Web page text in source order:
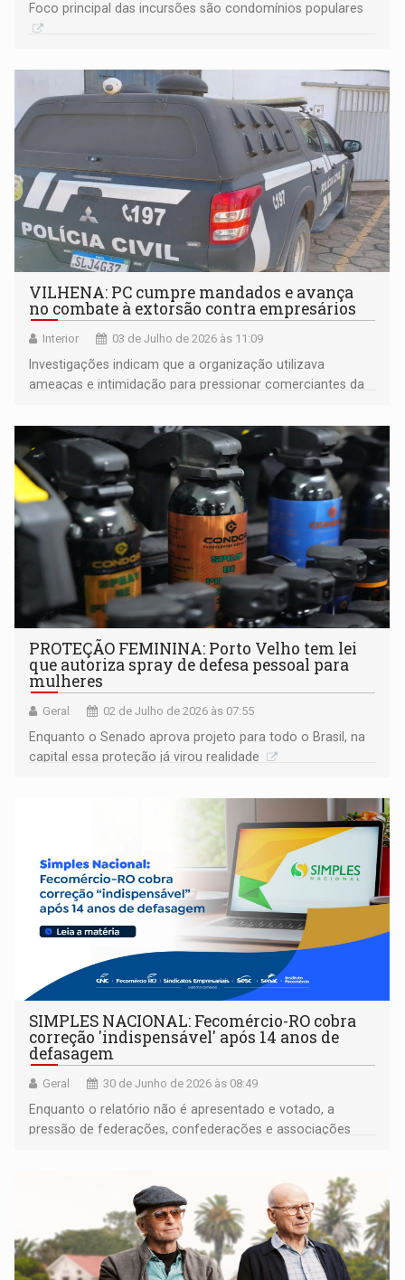
Foco principal das incursões são condomínios populares
VILHENA: PC cumpre mandados e avança
no combate à extorsão contra empresários
Interior 03 de Julho de 2026 às 11:09
Investigações indicam que a organização utilizava
ameaças e intimidação para pressionar comerciantes da
PROTEÇÃO FEMININA: Porto Velho tem lei
que autoriza spray de defesa pessoal para
mulheres
Geral 02 de Julho de 2026 às 07:55
Enquanto o Senado aprova projeto para todo o Brasil, na
capital essa proteção já virou realidade
SIMPLES NACIONAL: Fecomércio-RO cobra
correção 'indispensável' após 14 anos de
defasagem
Geral 30 de Junho de 2026 às 08:49
Enquanto o relatório não é apresentado e votado, a
pressão de federações, confederações e associações